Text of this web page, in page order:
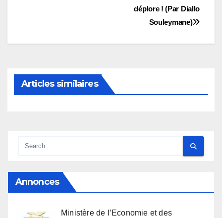
l’article
déplore ! (Par Diallo
Souleymane)
Articles similaires
Annonces
Ministère de l’Economie et des